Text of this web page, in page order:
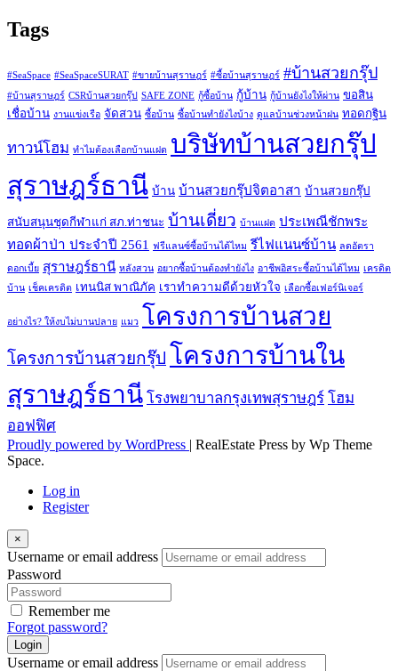
Tags
#SeaSpace #SeaSpaceSURAT #ขายบ้านสุราษฎร์ #ซื้อบ้านสุราษฎร์ #บ้านสวยกรุ๊ป
#บ้านสุราษฎร์ CSRบ้านสวยกรุ๊ป SAFE ZONE กู้ซื้อบ้าน กู้บ้าน กู้บ้านยังไงให้ผ่าน ขอสิน
เชื่อบ้าน งานแข่งเรือ จัดสวน ซื้อบ้าน ซื้อบ้านทำยังไงบ้าง ดูแลบ้านช่วงหน้าฝน ทอดกฐิน
ทาวน์โฮม ทำไมต้องเลือกบ้านแฝด บริษัทบ้านสวยกรุ๊ป
สุราษฎร์ธานี บ้าน บ้านสวยกรุ๊ปจิตอาสา บ้านสวยกรุ๊ป
สนับสนุนชุดกีฬาแก่ สภ.ท่าชนะ บ้านเดี่ยว บ้านแฝด ประเพณีชักพระ
ทอดผ้าป่า ประจำปี 2561
ฟรีแลนซ์ซื้อบ้านได้ไหม รีไฟแนนซ์บ้าน ลดอัตรา
ดอกเบี้ย สุราษฎร์ธานี หลังสวน อยากซื้อบ้านต้องทำยังไง อาชีพอิสระซื้อบ้านได้ไหม เครดิต
บ้าน เช็คเครดิต เทนนิส พาณิภัค เราทำความดีด้วยหัวใจ เลือกซื้อเฟอร์นิเจอร์
อย่างไร? ให้งบไม่บานปลาย แมว โครงการบ้านสวย
โครงการบ้านสวยกรุ๊ป โครงการบ้านใน
สุราษฎร์ธานี โรงพยาบาลกรุงเทพสุราษฎร์ โฮม
ออฟฟิศ
Proudly powered by WordPress | RealEstate Press by Wp Theme
Space.
Log in
Register
×
Username or email address
Password
Remember me
Forgot password?
Login
Username or email address